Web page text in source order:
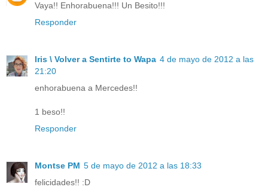
Vaya!! Enhorabuena!!! Un Besito!!!
Responder
Iris \ Volver a Sentirte to Wapa 4 de mayo de 2012 a las
21:20
enhorabuena a Mercedes!!
1 beso!!
Responder
Montse PM 5 de mayo de 2012 a las 18:33
felicidades!! :D